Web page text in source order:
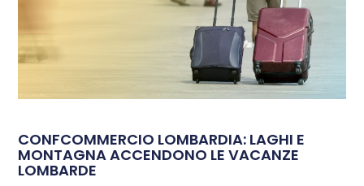
CONFCOMMERCIO LOMBARDIA: LAGHI E
MONTAGNA ACCENDONO LE VACANZE
LOMBARDE